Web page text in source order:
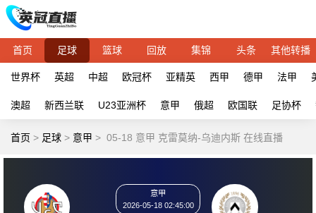
首页 足球 篮球 回放 集锦 头条 其他转播
世界杯 英超 中超 欧冠杯 亚精英 西甲 德甲 法甲
澳超 新西兰联 U23亚洲杯 意甲 俄超 欧国联 足协杯
首页 > 足球 > 意甲 > 05-18 意甲 克雷莫纳-乌迪内斯 在线直播